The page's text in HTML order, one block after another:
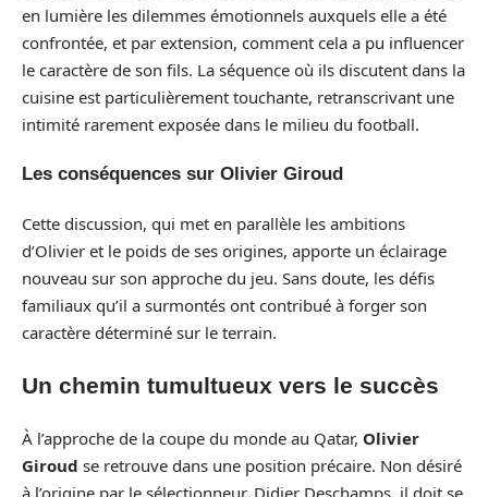
en lumière les dilemmes émotionnels auxquels elle a été
confrontée, et par extension, comment cela a pu influencer
le caractère de son fils. La séquence où ils discutent dans la
cuisine est particulièrement touchante, retranscrivant une
intimité rarement exposée dans le milieu du football.
Les conséquences sur Olivier Giroud
Cette discussion, qui met en parallèle les ambitions
d’Olivier et le poids de ses origines, apporte un éclairage
nouveau sur son approche du jeu. Sans doute, les défis
familiaux qu’il a surmontés ont contribué à forger son
caractère déterminé sur le terrain.
Un chemin tumultueux vers le succès
À l’approche de la coupe du monde au Qatar, Olivier
Giroud se retrouve dans une position précaire. Non désiré
à l’origine par le sélectionneur, Didier Deschamps, il doit se